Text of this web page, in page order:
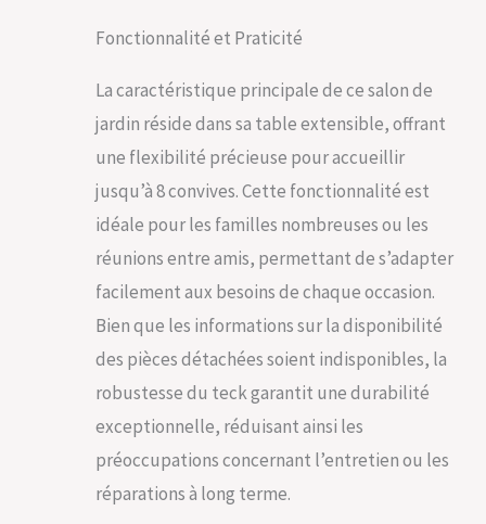
Fonctionnalité et Praticité
La caractéristique principale de ce salon de
jardin réside dans sa table extensible, offrant
une flexibilité précieuse pour accueillir
jusqu’à 8 convives. Cette fonctionnalité est
idéale pour les familles nombreuses ou les
réunions entre amis, permettant de s’adapter
facilement aux besoins de chaque occasion.
Bien que les informations sur la disponibilité
des pièces détachées soient indisponibles, la
robustesse du teck garantit une durabilité
exceptionnelle, réduisant ainsi les
préoccupations concernant l’entretien ou les
réparations à long terme.